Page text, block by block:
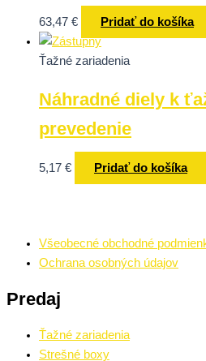
63,47 € Pridať do košíka
Ťažné zariadenia
Náhradné diely k
prevedenie
5,17 € Pridať do košíka
Všeobecné obchodné
Ochrana osobných údajov
Predaj
Ťažné zariadenia
Strešné boxy